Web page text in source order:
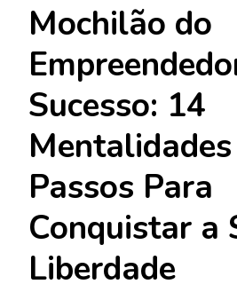
Mochilão do
Sucesso: 14
Passos Para
Conquistar a
Liberdade